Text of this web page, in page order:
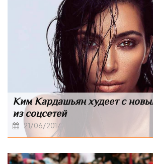
Ким Кардашьян худеет с
из соцсетей
21/06/2017